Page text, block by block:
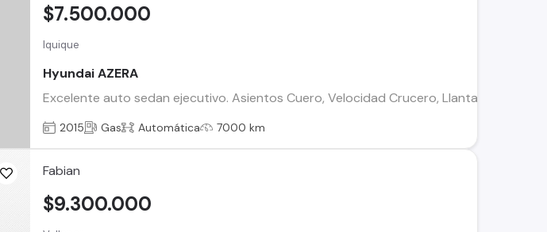
Iquique
Hyundai AZERA
Excelente auto sedan ejecutivo. Asientos Cuero, Velocidad Crucero, Llantas 18 ,
$7.500.000
2015 Gas Automática 7000 km
Fabian
$9.300.000